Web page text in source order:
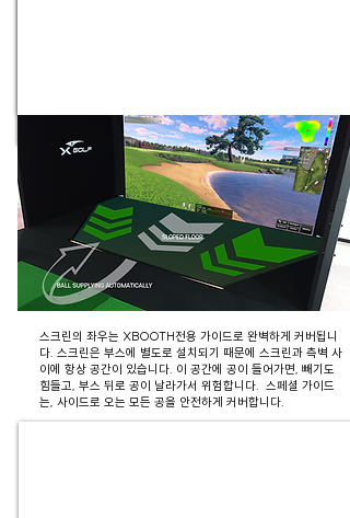
스크린의 좌우는 XBOOTH전용 가이드로 완벽하게 커버됩니
다. 스크린은 부스에 별도로 설치되기 때문에 스크린과 측벽 사
이에 항상 공간이 있습니다. 이 공간에 공이 들어가면, 빼기도
힘들고, 부스 뒤로 공이 날라가서 위험합니다. 스페셜 가이드
는, 사이드로 오는 모든 공을 안전하게 커버합니다.